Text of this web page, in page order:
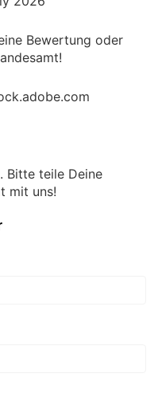
Bewertung oder
Bitte teile Deine
mit uns!